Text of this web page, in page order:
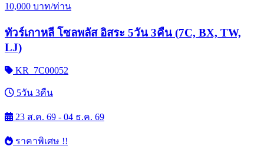
10,000 บาท/ท่าน
ทัวร์เกาหลี โซลพลัส อิสระ 5วัน 3คืน (7C, BX, TW,
LJ)
KR_7C00052
5วัน 3คืน
23 ส.ค. 69 - 04 ธ.ค. 69
ราคาพิเศษ !!